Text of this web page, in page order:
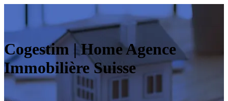
Cogestim | Home Agence
Immobilière Suisse